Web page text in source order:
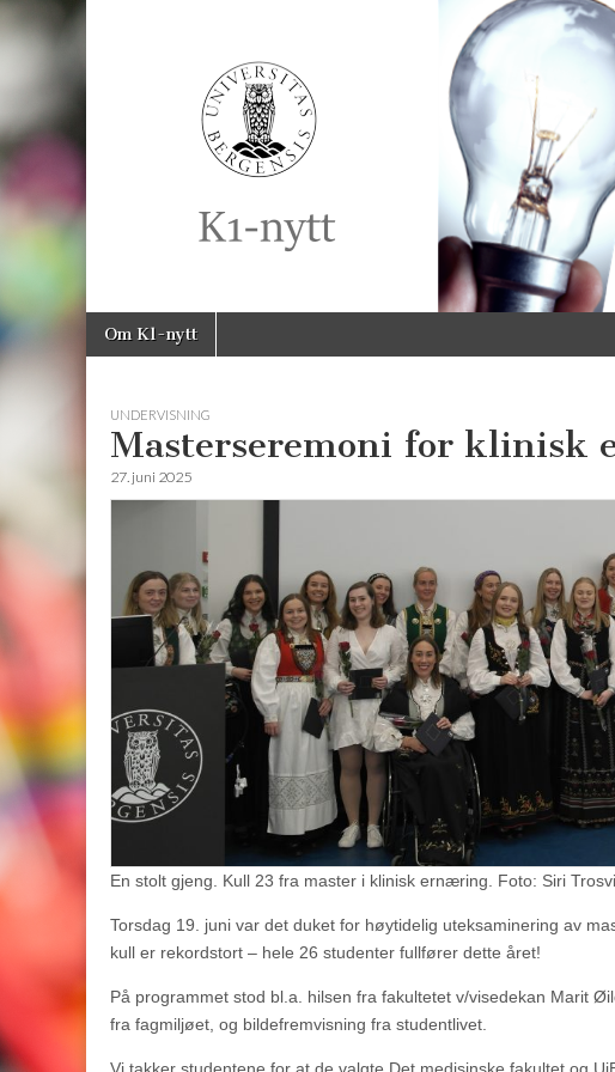
K1-
Nytt
Main
menu
Skip
Om K1-nytt
UNDERVISNING
Masterseremoni for klinisk
27. juni 2025
En stolt gjeng. Kull 23 fra master i klinisk ernæring. Foto: Siri
Torsdag 19. juni var det duket for høytidelig uteksaminering av
kull er rekordstort – hele 26 studenter fullfører dette året!
På programmet stod bl.a. hilsen fra fakultetet v/visedekan Marit
fra fagmiljøet, og bildefremvisning fra studentlivet.